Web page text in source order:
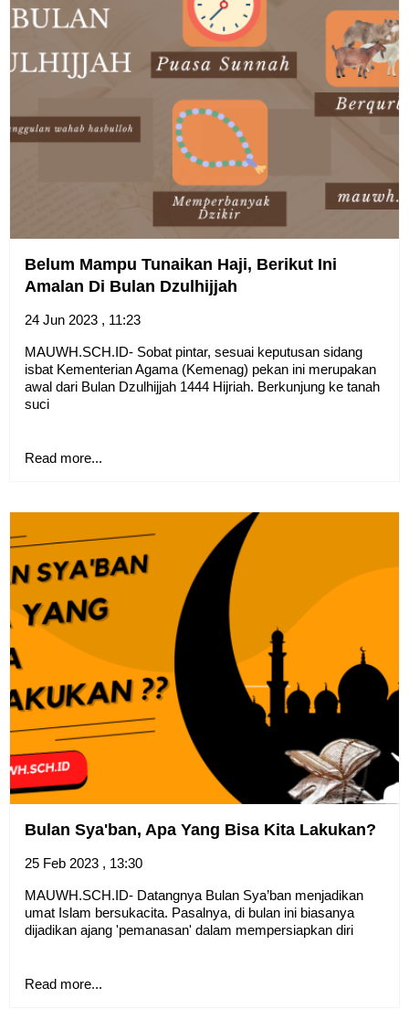
Belum Mampu Tunaikan Haji, Berikut Ini
Amalan Di Bulan Dzulhijjah
24 Jun 2023 , 11:23
MAUWH.SCH.ID- Sobat pintar, sesuai keputusan sidang
isbat Kementerian Agama (Kemenag) pekan ini merupakan
awal dari Bulan Dzulhijjah 1444 Hijriah. Berkunjung ke tanah
suci
Read more...
Bulan Sya'ban, Apa Yang Bisa Kita Lakukan?
25 Feb 2023 , 13:30
MAUWH.SCH.ID- Datangnya Bulan Sya’ban menjadikan
umat Islam bersukacita. Pasalnya, di bulan ini biasanya
dijadikan ajang 'pemanasan' dalam mempersiapkan diri
Read more...